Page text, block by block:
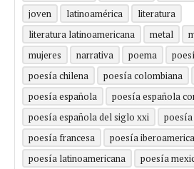
joven
latinoamérica
literatura
literatura latinoamericana
metal
mujeres
narrativa poema
poesía chilena
poesía colombiana
poesía española
poesía española
poesía española del siglo xxi
poesía francesa
poesía
poesía latinoamericana
poesía